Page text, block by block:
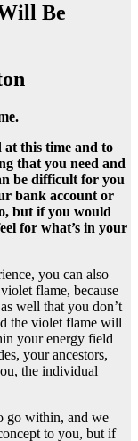
Be
at this time and to
that you need and
be difficult for you
bank account or
but if you would
for what’s in your
you can also
flame, because
well that you don’t
the violet flame will
your energy field
your ancestors,
the individual
go within, and we
to you, but if